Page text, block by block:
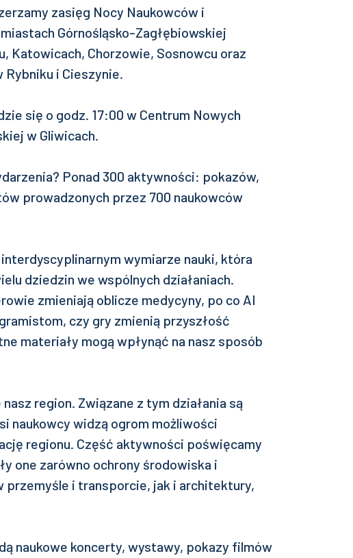
zasięg Nocy Naukowców i
Górnośląsko-Zagłębiowskiej
Katowicach, Chorzowie, Sosnowcu oraz
i Cieszynie.
się o godz. 17:00 w Centrum Nowych
w Gliwicach.
Ponad 300 aktywności: pokazów,
prowadzonych przez 700 naukowców
wymiarze nauki, która
dziedzin we wspólnych działaniach.
zmieniają oblicze medycyny, po co AI
czy gry zmienią przyszłość
materiały mogą wpłynąć na nasz sposób
region. Związane z tym działania są
naukowcy widzą ogrom możliwości
regionu. Część aktywności poświęcamy
one zarówno ochrony środowiska i
przemyśle i transporcie, jak i architektury,
naukowe koncerty, wystawy, pokazy filmów